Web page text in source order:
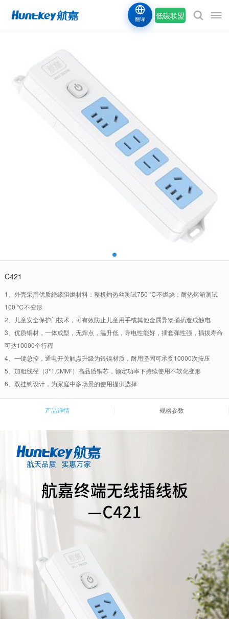
低碳联盟
翻译
C421
1、外壳采用优质绝缘阻燃材料：整机灼热丝测试750 ℃不燃烧；耐热烤箱测试
100 ℃不变形
2、儿童安全保护门技术，可有效防止儿童用手或其他金属异物捅插造成触电
3、优质铜材，一体成型，无焊点，温升低，导电性能好，插套弹性强，插拔寿命
可达10000个行程
4、一键总控，通电开关触点升级为银镍材质，耐用坚固可承受10000次按压
5、加粗线径（3*1.0MM²）高品质铜芯，额定功率下持续使用不软化变形
6、双挂钩设计，为家庭中多场景的使用提供选择
产品详情 规格参数